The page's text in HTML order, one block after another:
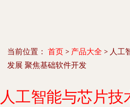
当前位置： 首页 > 产品大全 > 人工
发展 聚焦基础软件开发
人工智能与芯片技